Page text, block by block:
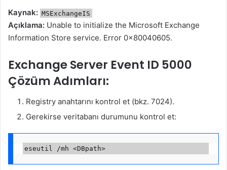
Kaynak: MSExchangeIS
Açıklama: Unable to initialize the Microsoft Exchange
Information Store service. Error 0x80040605.
Exchange Server Event ID 5000
Çözüm Adımları:
Registry anahtarını kontrol et (bkz. 7024).
Gerekirse veritabanı durumunu kontrol et:
eseutil /mh <DBpath>